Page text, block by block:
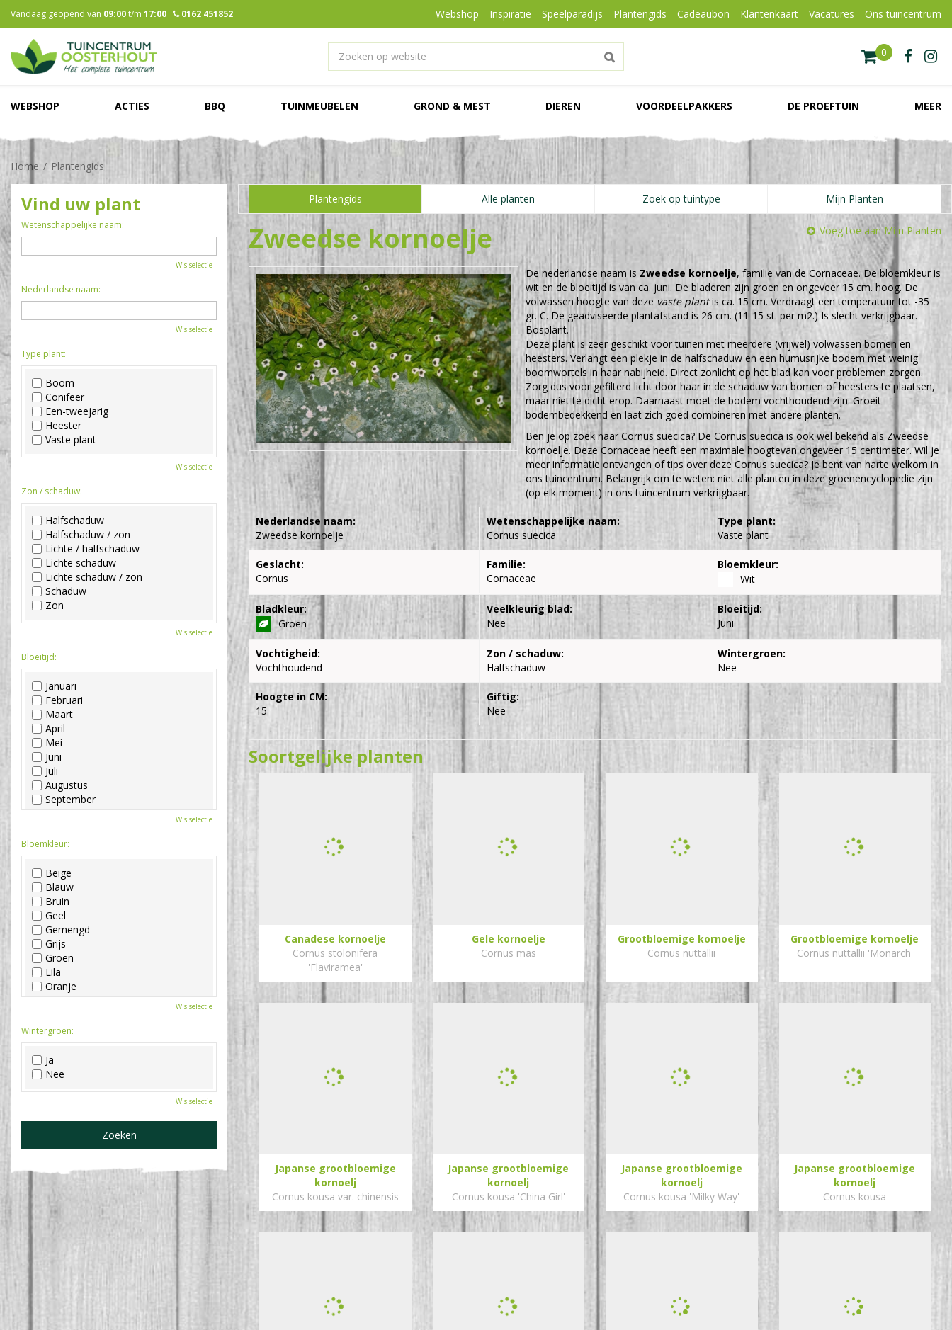
naar
Home Plantengids
Vandaag geopend van 09:00t/m 17:00 0162 451852 Webshop Inspiratie Speelparadijs Plantengids Cadeaubon Klantenkaart Vacatures Ons tuincentrum
WEBSHOP ACTIES BBQ TUINMEUBELEN GROND & MEST DIEREN VOORDEELPAKKERS DE PROEFTUIN MEER
Plantengids Alle planten Zoek op tuintype Mijn Planten
Zweedse kornoelje Voeg toe aan Mijn Planten
De nederlandse naam is Zweedse kornoelje, familie van de Cornaceae. De bloemkleur is
wit en de bloeitijd is van ca. juni. De bladeren zijn groen en ongeveer 15 cm. hoog. De
volwassen hoogte van deze vaste plantis ca. 15 cm. Verdraagt een temperatuur tot -35
gr. C. De geadviseerde plantafstand is 26 cm. (11-15 st. per m2.) Is slecht verkrijgbaar.
Bosplant.
Deze plant is zeer geschikt voor tuinen met meerdere (vrijwel) volwassen bomen en
heesters. Verlangt een plekje in de halfschaduw en een humusrijke bodem met weinig
boomwortels in haar nabijheid. Direct zonlicht op het blad kan voor problemen zorgen.
Zorg dus voor gefilterd licht door haar in de schaduw van bomen of heesters te plaatsen,
maar niet te dicht erop. Daarnaast moet de bodem vochthoudend zijn. Groeit
bodembedekkend en laat zich goed combineren met andere planten.
Ben je op zoek naar Cornus suecica? De Cornus suecica is ook wel bekend als Zweedse
kornoelje. Deze Cornaceae heeft een maximale hoogtevan ongeveer 15 centimeter. Wil je
meer informatie ontvangen of tips over deze Cornus suecica? Je bent van harte welkom in
ons tuincentrum. Belangrijk om te weten: niet alle planten in deze groenencyclopedie zijn
(op elk moment) in ons tuincentrum verkrijgbaar.
Nederlandse naam:
Zweedse kornoelje
Wetenschappelijke naam:
Cornus suecica
Type plant:
Vaste plant
Geslacht:
Cornus
Familie:
Cornaceae
Bloemkleur:
Wit
Bladkleur:
Groen
Veelkleurig blad:
Nee
Bloeitijd:
Juni
Vochtigheid:
Vochthoudend
Zon / schaduw:
Halfschaduw
Wintergroen:
Nee
Hoogte in CM:
15
Giftig:
Nee
Soortgelijke planten
Canadese kornoelje
Cornus stolonifera
'Flaviramea'
Gele kornoelje
Cornus mas
Grootbloemige kornoelje
Cornus nuttallii
Grootbloemige kornoelje
Cornus nuttallii 'Monarch'
Japanse grootbloemige
kornoelj
Cornus kousa var. chinensis
Japanse grootbloemige
kornoelj
Cornus kousa 'China Girl'
Japanse grootbloemige
kornoelj
Cornus kousa 'Milky Way'
Japanse grootbloemige
kornoelj
Cornus kousa
Vind uw plant
Wetenschappelijke naam:
Wis selectie
Nederlandse naam:
Wis selectie
Type plant:
Boom
Conifeer
Een-tweejarig
Heester
Vaste plant
Wis selectie
Zon / schaduw:
Halfschaduw
Halfschaduw / zon
Lichte / halfschaduw
Lichte schaduw
Lichte schaduw / zon
Schaduw
Zon
Wis selectie
Bloeitijd:
Januari
Februari
Maart
April
Mei
Juni
Juli
Augustus
September
Oktober
December
Wis selectie
Bloemkleur:
Beige
Blauw
Bruin
Geel
Gemengd
Grijs
Groen
Lila
Oranje
Paars
Roze
Wit
Zwart
Wis selectie
Wintergroen:
Ja
Nee
Wis selectie